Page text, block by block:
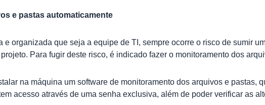
e pastas automaticamente
e organizada que seja a equipe de TI, sempre ocorre o risco de sumir
Para fugir deste risco, é indicado fazer o monitoramento dos
na máquina um software de monitoramento dos arquivos e pastas,
acesso através de uma senha exclusiva, além de poder verificar as